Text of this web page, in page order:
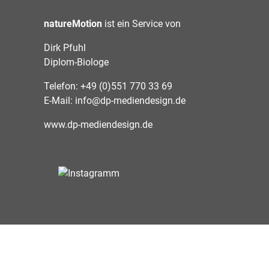
natureMotion ist ein Service von
Dirk Pfuhl
Diplom-Biologe
Telefon: +49 (0)551 770 33 69
E-Mail: info@dp-mediendesign.de
www.dp-mediendesign.de